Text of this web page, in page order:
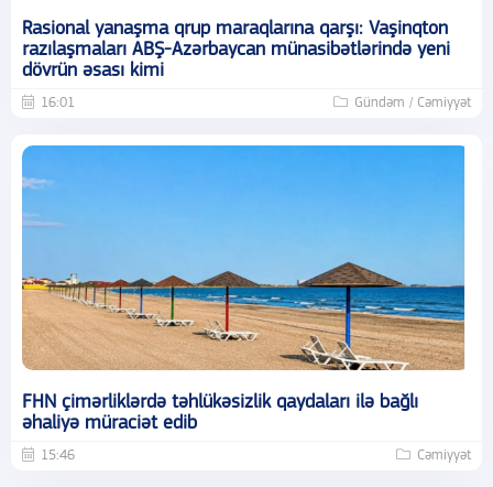
Rasional yanaşma qrup maraqlarına qarşı: Vaşinqton
razılaşmaları ABŞ-Azərbaycan münasibətlərində yeni
dövrün əsası kimi
16:01 Gündəm / Cəmiyyət
FHN çimərliklərdə təhlükəsizlik qaydaları ilə bağlı
əhaliyə müraciət edib
15:46 Cəmiyyət